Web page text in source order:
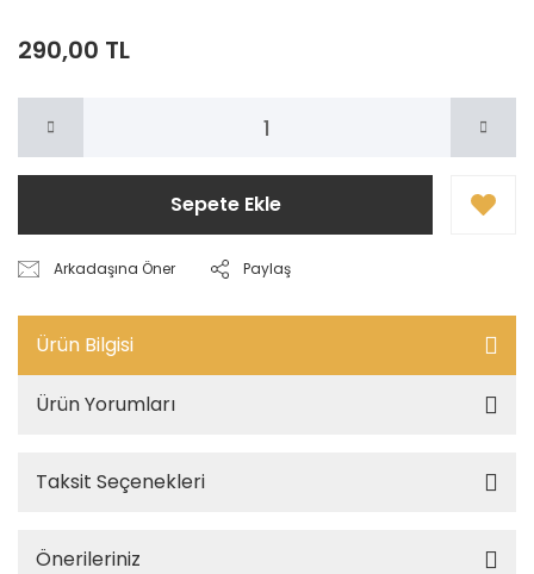
290,00 TL
Sepete Ekle
Arkadaşına Öner Paylaş
Ürün Bilgisi
Ürün Yorumları
Taksit Seçenekleri
Önerileriniz